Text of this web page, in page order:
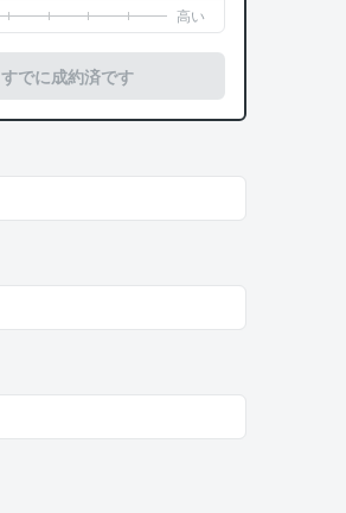
すでに成約済です